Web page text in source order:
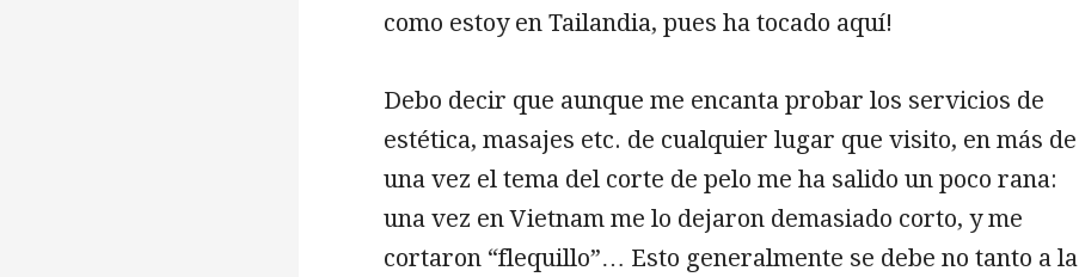
como estoy en Tailandia, pues ha tocado aquí!
Debo decir que aunque me encanta probar los servicios de
estética, masajes etc. de cualquier lugar que visito, en más de
una vez el tema del corte de pelo me ha salido un poco rana:
una vez en Vietnam me lo dejaron demasiado corto, y me
cortaron “flequillo”… Esto generalmente se debe no tanto a la